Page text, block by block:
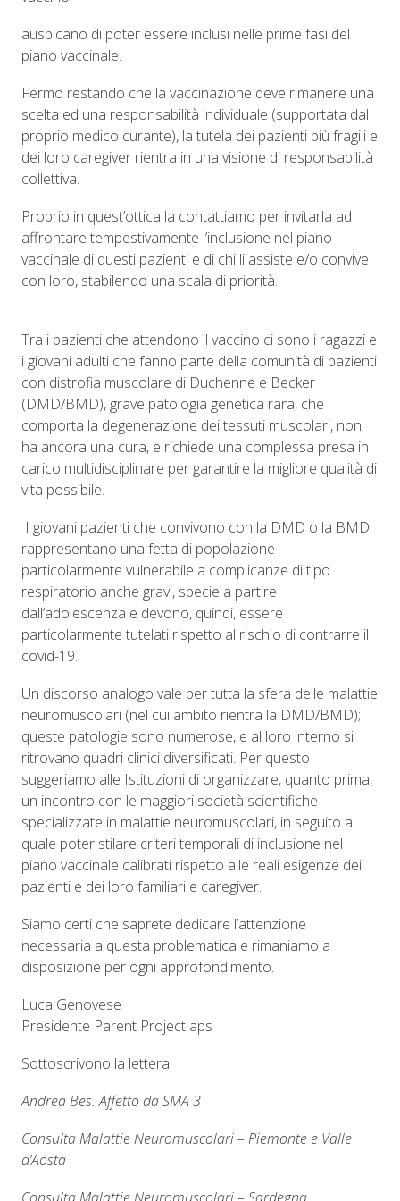
auspicano di poter essere inclusi nelle prime fasi del
piano vaccinale.
Fermo restando che la vaccinazione deve rimanere una
scelta ed una responsabilità individuale (supportata dal
proprio medico curante), la tutela dei pazienti più fragili e
dei loro caregiver rientra in una visione di responsabilità
collettiva.
Proprio in quest’ottica la contattiamo per invitarla ad
affrontare tempestivamente l’inclusione nel piano
vaccinale di questi pazienti e di chi li assiste e/o convive
con loro, stabilendo una scala di priorità.
Tra i pazienti che attendono il vaccino ci sono i ragazzi e
i giovani adulti che fanno parte della comunità di pazienti
con distrofia muscolare di Duchenne e Becker
(DMD/BMD), grave patologia genetica rara, che
comporta la degenerazione dei tessuti muscolari, non
ha ancora una cura, e richiede una complessa presa in
carico multidisciplinare per garantire la migliore qualità di
vita possibile.
I giovani pazienti che convivono con la DMD o la BMD
rappresentano una fetta di popolazione
particolarmente vulnerabile a complicanze di tipo
respiratorio anche gravi, specie a partire
dall’adolescenza e devono, quindi, essere
particolarmente tutelati rispetto al rischio di contrarre il
covid-19.
Un discorso analogo vale per tutta la sfera delle malattie
neuromuscolari (nel cui ambito rientra la DMD/BMD);
queste patologie sono numerose, e al loro interno si
ritrovano quadri clinici diversificati. Per questo
suggeriamo alle Istituzioni di organizzare, quanto prima,
un incontro con le maggiori società scientifiche
specializzate in malattie neuromuscolari, in seguito al
quale poter stilare criteri temporali di inclusione nel
piano vaccinale calibrati rispetto alle reali esigenze dei
pazienti e dei loro familiari e caregiver.
Siamo certi che saprete dedicare l’attenzione
necessaria a questa problematica e rimaniamo a
disposizione per ogni approfondimento.
Luca Genovese
Presidente Parent Project aps
Sottoscrivono la lettera:
Andrea Bes. Affetto da SMA 3
Consulta Malattie Neuromuscolari – Piemonte e Valle
d’Aosta